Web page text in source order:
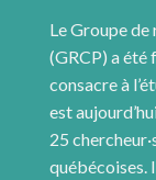
Le Groupe
(GRCP) a été
consacre à
est
25
québécoises.